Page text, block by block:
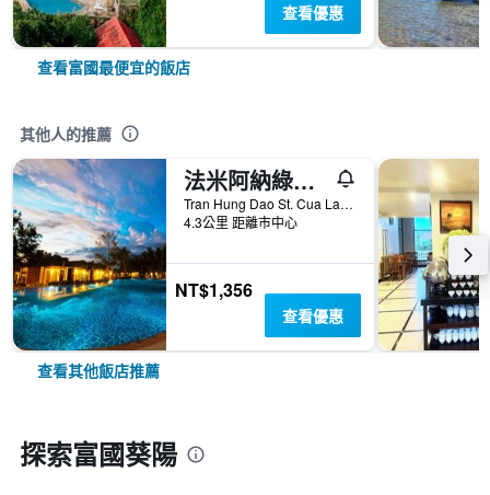
查看優惠
查看富國最便宜的飯店
其他人的推薦
法米阿納綠色別墅酒店 - 富國
Tran Hung Dao St. Cua Lap Hamlet Phu Quoc 77 VN, 富國, 越南
4.3公里 距離市中心
NT$1,356
查看優惠
查看其他飯店推薦
探索富國葵陽